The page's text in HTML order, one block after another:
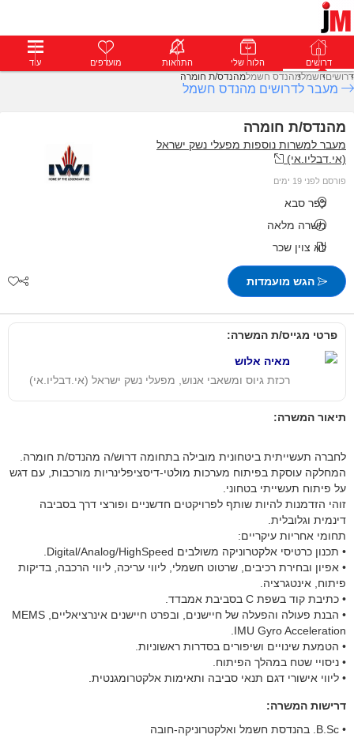
דרושים פרופילים הודעות פרימיום דרושים הלוח שלי התראות מועדפים עוד
דרושיםחשמלמהנדס חשמלמהנדס/ת חומרה
מעבר לדרושים מהנדס חשמל
מהנדס/ת חומרה
מעבר למשרות נוספות מפעלי נשק ישראל
(אי.דבליו.אי)
פורסם לפני 19 ימים
כפר סבא
משרה מלאה
לא צוין שכר
הגש מועמדות
פרטי מגייס/ת המשרה:
מאיה אלוש
רכזת גיוס ומשאבי אנוש, מפעלי נשק ישראל (אי.דבליו.אי)
תיאור המשרה:
לחברה תעשייתית ביטחונית מובילה בתחומה דרוש/ה מהנדס/ת חומרה.
המחלקה עוסקת בפיתוח מערכות מולטי-דיסציפלינריות מורכבות, עם דגש
על פיתוח תעשייתי בטחוני.
זוהי הזדמנות להיות שותף לפרויקטים חדשניים ופורצי דרך בסביבה
דינמית וגלובלית.
תחומי אחריות עיקריים:
• תכנון כרטיסי אלקטרוניקה משולבים Digital/Analog/HighSpeed.
• אפיון ובחירת רכיבים, שרטוט חשמלי, ליווי עריכה, ליווי הרכבה, בדיקות
פיתוח, אינטגרציה.
• כתיבת קוד בשפת C בסביבת אמבדד.
• הבנת פעולה והפעלה של חיישנים, ובפרט חיישנים אינרציאליים, MEMS
IMU Gyro Acceleration.
• הטמעת שינויים ושיפורים בסדרות ראשוניות.
• ניסויי שטח במהלך הפיתוח.
• ליווי אישורי דגם תנאי סביבה ותאימות אלקטרומגנטית.
דרישות המשרה:
• B.Sc. בהנדסת חשמל ואלקטרוניקה-חובה